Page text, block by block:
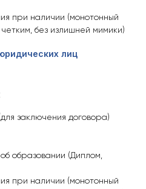
при наличии (монотонный
без излишней мимики)
лиц
заключения договора)
образовании (Диплом,
при наличии (монотонный